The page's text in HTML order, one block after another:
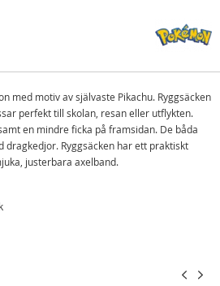
med motiv av självaste Pikachu. Ryggsäcken
perfekt till skolan, resan eller utflykten.
en mindre ficka på framsidan. De båda
dragkedjor. Ryggsäcken har ett praktiskt
justerbara axelband.